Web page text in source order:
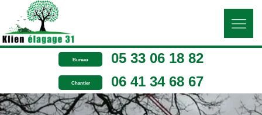
Bureau 05 33 06 18 82
Chantier 06 41 34 68 67